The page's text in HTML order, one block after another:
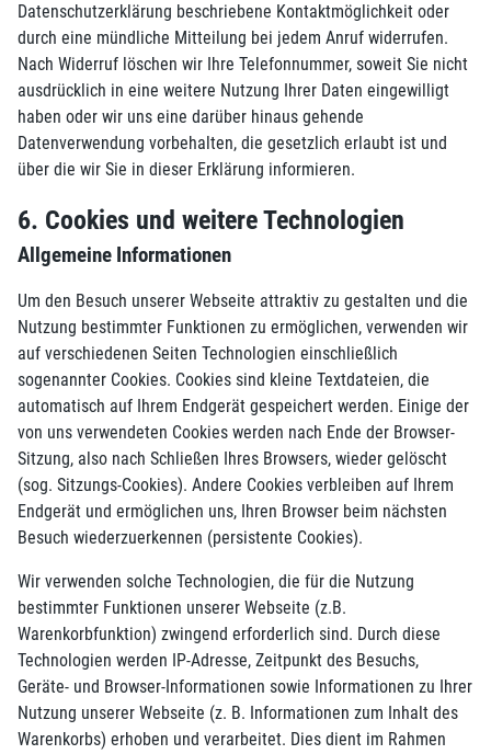
Datenschutzerklärung beschriebene Kontaktmöglichkeit oder
durch eine mündliche Mitteilung bei jedem Anruf widerrufen.
Nach Widerruf löschen wir Ihre Telefonnummer, soweit Sie nicht
ausdrücklich in eine weitere Nutzung Ihrer Daten eingewilligt
haben oder wir uns eine darüber hinaus gehende
Datenverwendung vorbehalten, die gesetzlich erlaubt ist und
über die wir Sie in dieser Erklärung informieren.
6. Cookies und weitere Technologien
Allgemeine Informationen
Um den Besuch unserer Webseite attraktiv zu gestalten und die
Nutzung bestimmter Funktionen zu ermöglichen, verwenden wir
auf verschiedenen Seiten Technologien einschließlich
sogenannter Cookies. Cookies sind kleine Textdateien, die
automatisch auf Ihrem Endgerät gespeichert werden. Einige der
von uns verwendeten Cookies werden nach Ende der Browser-
Sitzung, also nach Schließen Ihres Browsers, wieder gelöscht
(sog. Sitzungs-Cookies). Andere Cookies verbleiben auf Ihrem
Endgerät und ermöglichen uns, Ihren Browser beim nächsten
Besuch wiederzuerkennen (persistente Cookies).
Wir verwenden solche Technologien, die für die Nutzung
bestimmter Funktionen unserer Webseite (z.B.
Warenkorbfunktion) zwingend erforderlich sind. Durch diese
Technologien werden IP-Adresse, Zeitpunkt des Besuchs,
Geräte- und Browser-Informationen sowie Informationen zu Ihrer
Nutzung unserer Webseite (z. B. Informationen zum Inhalt des
Warenkorbs) erhoben und verarbeitet. Dies dient im Rahmen